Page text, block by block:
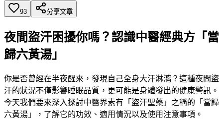
93 分享文章
夜間盜汗困擾你嗎？認識中醫經典方「當
歸六黃湯」
你是否曾經在半夜醒來，發現自己全身大汗淋漓？這種夜間盜
汗的狀況不僅影響睡眠品質，更可能是身體發出的健康警訊。
今天我們要來深入探討中醫界素有「盜汗聖藥」之稱的「當歸
六黃湯」，了解它的功效、適用情況以及使用注意事項。